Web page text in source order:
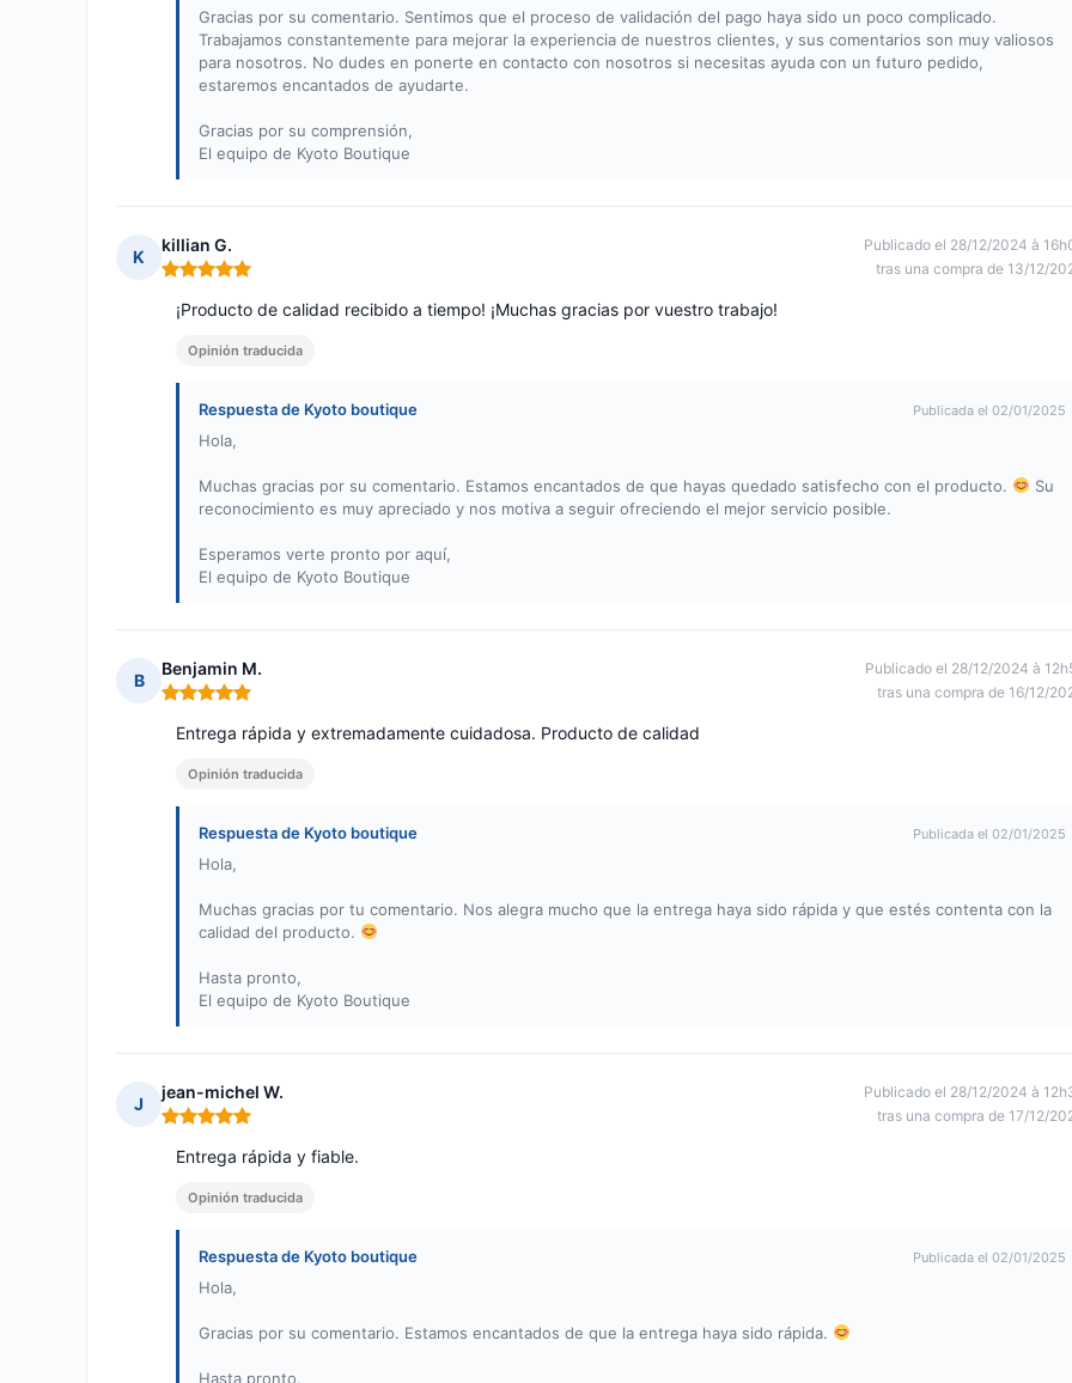
Gracias por su comentario. Sentimos que el proceso de validación del pago haya sido un poco complicado.
Trabajamos constantemente para mejorar la experiencia de nuestros clientes, y sus comentarios son muy valiosos
para nosotros. No dudes en ponerte en contacto con nosotros si necesitas ayuda con un futuro pedido,
estaremos encantados de ayudarte.
Gracias por su comprensión,
El equipo de Kyoto Boutique
K
killian G.
Nota: 5 de 5
Publicado el 28/12/2024 à
tras una compra de 13/12/
¡Producto de calidad recibido a tiempo! ¡Muchas gracias por vuestro trabajo!
Opinión traducida
Respuesta de Kyoto boutique Publicada el 02/01/2025
Hola,
Muchas gracias por su comentario. Estamos encantados de que hayas quedado satisfecho con el producto.
Su
reconocimiento es muy apreciado y nos motiva a seguir ofreciendo el mejor servicio posible.
Esperamos verte pronto por aquí,
El equipo de Kyoto Boutique
B
Benjamin M.
Nota: 5 de 5
Publicado el 28/12/2024 à
tras una compra de 16/12/
Entrega rápida y extremadamente cuidadosa. Producto de calidad
Opinión traducida
Respuesta de Kyoto boutique Publicada el 02/01/2025
Hola,
Muchas gracias por tu comentario. Nos alegra mucho que la entrega haya sido rápida y que estés contenta con la
calidad del producto.
Hasta pronto,
El equipo de Kyoto Boutique
J
jean-michel W.
Nota: 5 de 5
Publicado el 28/12/2024 à
tras una compra de 17/12/
Entrega rápida y fiable.
Opinión traducida
Respuesta de Kyoto boutique Publicada el 02/01/2025
Hola,
Gracias por su comentario. Estamos encantados de que la entrega haya sido rápida.
Hasta pronto,